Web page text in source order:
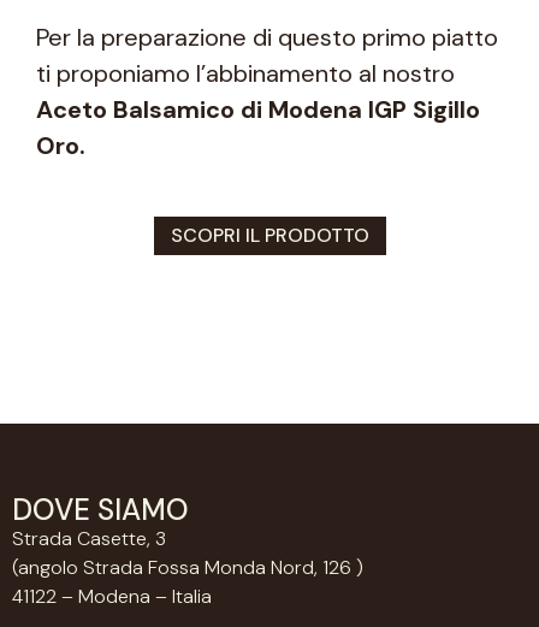
Per la preparazione di questo primo piatto
ti proponiamo l’abbinamento al nostro
Aceto Balsamico di Modena IGP Sigillo
Oro.
SCOPRI IL PRODOTTO
DOVE SIAMO
Strada Casette, 3
(angolo Strada Fossa Monda Nord, 126 )
41122 – Modena – Italia